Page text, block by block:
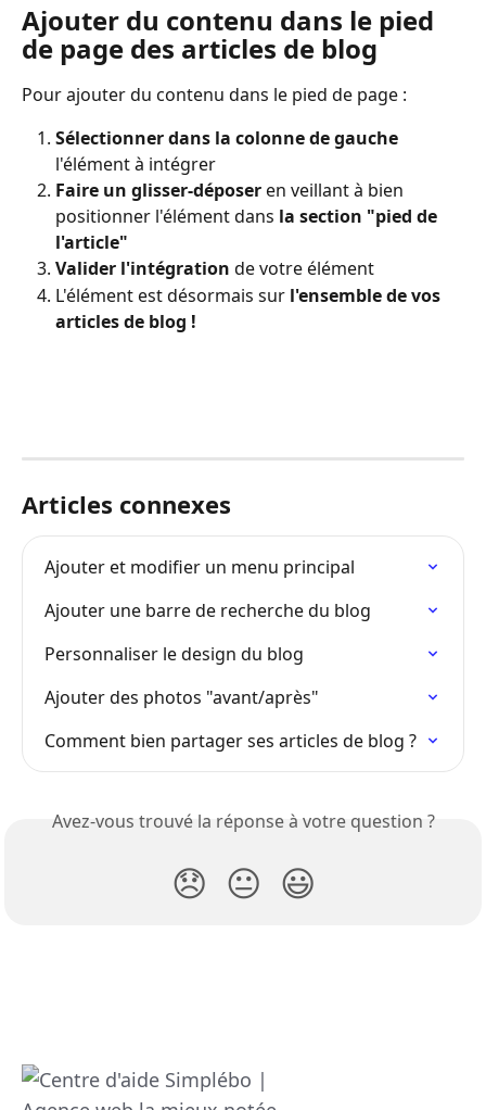
Ajouter du contenu dans le pied
de page des articles de blog
Pour ajouter du contenu dans le pied de page :
Sélectionner dans la colonne de gauche
l'élément à intégrer
Faire un glisser-déposer en veillant à bien
positionner l'élément dans la section "pied de
l'article"
Valider l'intégration de votre élément
L'élément est désormais sur l'ensemble de vos
articles de blog !
Articles connexes
Ajouter et modifier un menu principal
Ajouter une barre de recherche du blog
Personnaliser le design du blog
Ajouter des photos "avant/après"
Comment bien partager ses articles de blog ?
Avez-vous trouvé la réponse à votre question ?
😞 😐 😃